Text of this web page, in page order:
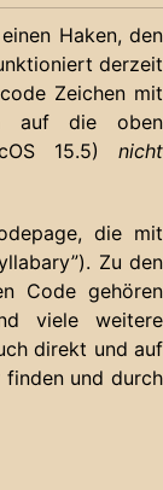
Haken, den
derzeit
Zeichen mit
auf die oben
15.5) nicht
die mit
Zu den
Code gehören
viele weitere
direkt und auf
finden und durch